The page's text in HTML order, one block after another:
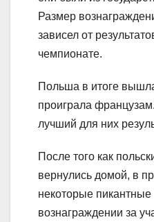
Размер
зависел от
чемпионате.
Польша в итоге
проиграла
лучший для них
После того как
вернулись домой, в
некоторые
вознаграждении за